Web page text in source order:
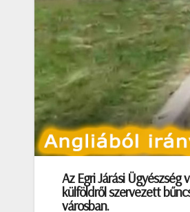
Az Egri Járási
külföldről szervezett
városban.